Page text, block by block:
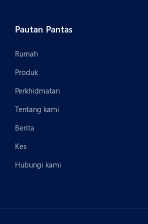
Pautan Pantas
Rumah
Produk
Perkhidmatan
Tentang kami
Berita
Kes
Hubungi kami